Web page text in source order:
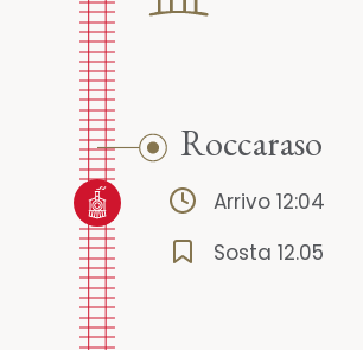
Roccaraso
Arrivo 12:04
Sosta 12.05